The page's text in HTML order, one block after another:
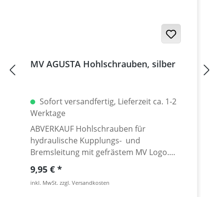
MV AGUSTA Hohlschrauben, silber
Sofort versandfertig, Lieferzeit ca. 1-2
Werktage
ABVERKAUF Hohlschrauben für
hydraulische Kupplungs- und
Bremsleitung mit gefrästem MV Logo.
Leichte und formvollendente
Hohlschraube aus hochfesten Aluminium
mit exklusiver Kopfform und dezenter MV
Regulärer Preis:
9,95 €
inkl. MwSt. zzgl. Versandkosten